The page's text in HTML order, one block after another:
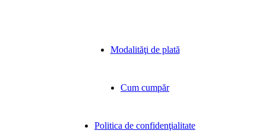
Modalităţi de plată
Cum cumpăr
Politica de confidenţialitate